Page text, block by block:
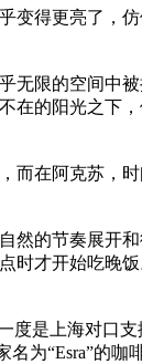
变得更亮了，
无限的空间中
在的阳光之下
而在阿克苏，
然的节奏展开
时才开始吃晚
度是上海对口
为“Esra”的咖